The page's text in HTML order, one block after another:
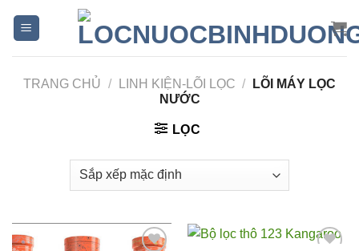
TRANG CHỦ / LINH KIỆN-LÕI LỌC /
LÕI MÁY LỌC
NƯỚC
LỌC